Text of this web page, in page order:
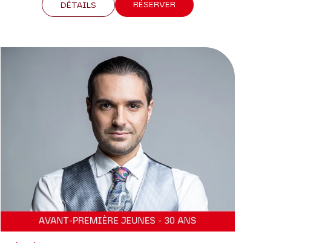
DÉTAILS RÉSERVER